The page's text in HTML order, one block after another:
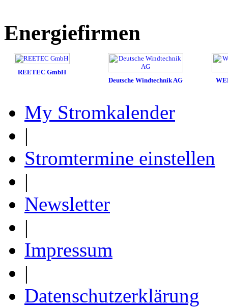
Energiefirmen
REETEC GmbH
Deutsche Windtechnik AG
My Stromkalender
|
Stromtermine einstellen
|
Newsletter
|
Impressum
|
Datenschutzerklärung